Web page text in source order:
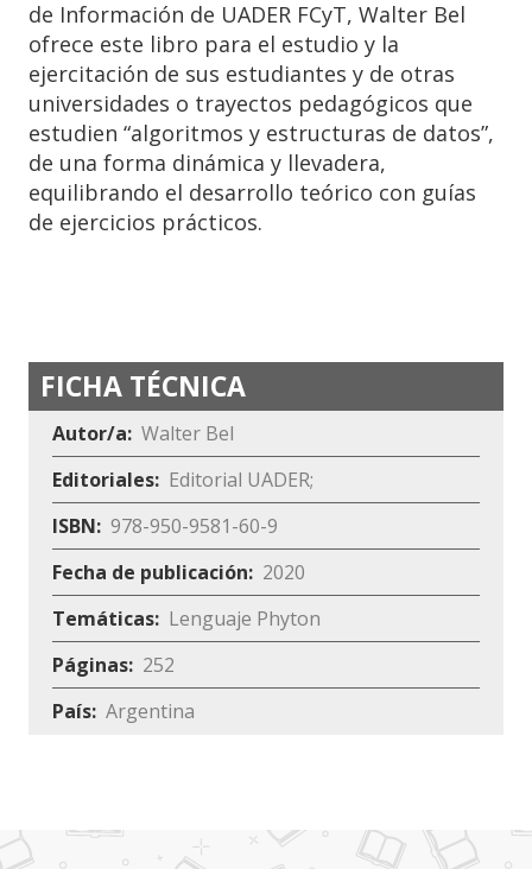
de Información de UADER FCyT, Walter Bel
ofrece este libro para el estudio y la
ejercitación de sus estudiantes y de otras
universidades o trayectos pedagógicos que
estudien “algoritmos y estructuras de datos”,
de una forma dinámica y llevadera,
equilibrando el desarrollo teórico con guías
de ejercicios prácticos.
FICHA TÉCNICA
Autor/a Walter Bel
Editoriales Editorial UADER
ISBN 978-950-9581-60-9
Fecha de publicación
2020
Temáticas Lenguaje Phyton
Páginas 252
País Argentina